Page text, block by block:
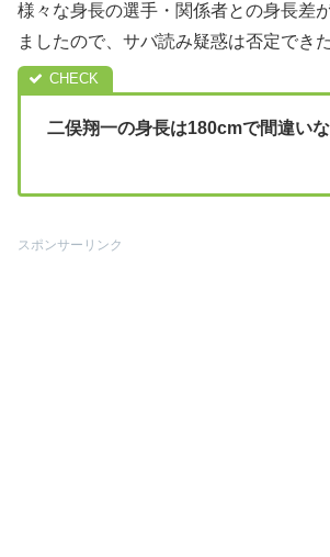
様々な身長の選手・関係者との身長差
ましたので、サバ読み疑惑は否定でき
二俣翔一の身長は180cmで間違いな
スポンサーリンク